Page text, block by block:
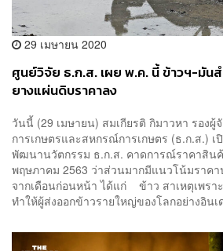
29 เมษายน 2020
ศูนย์วิจัย ธ.ก.ส. เผย พ.ค. นี้ ข้าวฯ-มัน
ยางแผ่นดิบราคาลง
วันนี้ (29 เมษายน) สมเกียรติ กิมาวหา รองผู้
การเกษตรและสหกรณ์การเกษตร (ธ.ก.ส.) เ
พัฒนานวัตกรรม ธ.ก.ส. คาดการณ์ราคาสินค้
พฤษภาคม 2563 ว่าส่วนมากมีแนวโน้มราคา
จากเดือนก่อนหน้า ได้แก่ ข้าว สาเหตุเพรา
ทำให้ผู้ส่งออกข้าวรายใหญ่ของโลกอย่างอินเ